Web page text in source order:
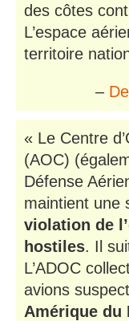
des côtes
L’espace
territoire
–
« Le Centre
(AOC)
Défense
maintient une
violation de
hostiles. Il
L’ADOC
avions
Amérique du